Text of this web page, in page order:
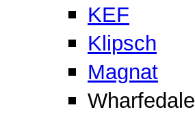
KEF
Klipsch
Magnat
Wharfedale